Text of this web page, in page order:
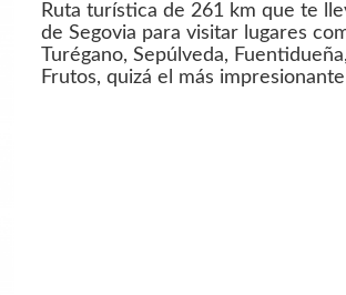
Ruta turística de 261 km que te
de Segovia para visitar lugares
Turégano, Sepúlveda,
Frutos, quizá el más